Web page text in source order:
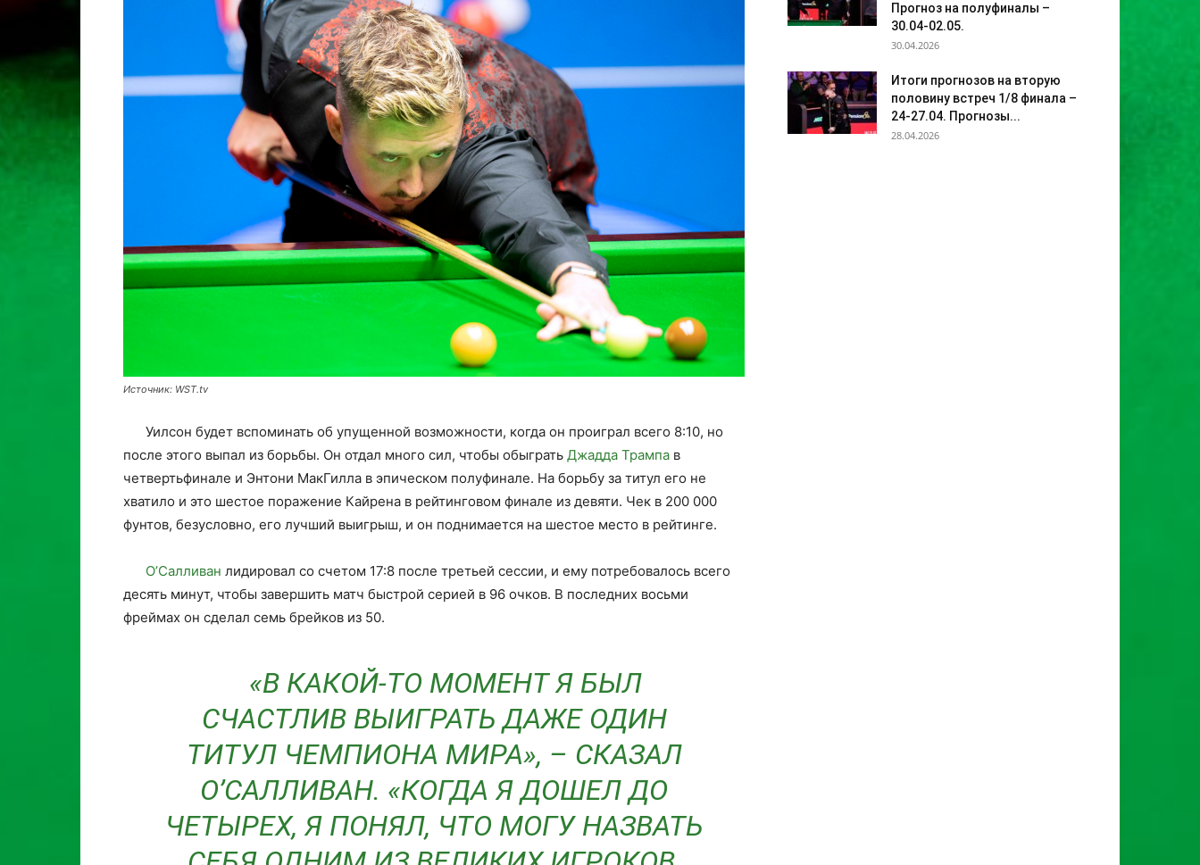
Источник: WST.tv
Уилсон будет вспоминать об упущенной возможности, когда он проиграл всего 8:10, но
после этого выпал из борьбы. Он отдал много сил, чтобы обыграть Джадда Трампа в
четвертьфинале и Энтони МакГилла в эпическом полуфинале. На борьбу за титул его не
хватило и это шестое поражение Кайрена в рейтинговом финале из девяти. Чек в 200 000
фунтов, безусловно, его лучший выигрыш, и он поднимается на шестое место в рейтинге.
О’Салливан лидировал со счетом 17:8 после третьей сессии, и ему потребовалось всего
десять минут, чтобы завершить матч быстрой серией в 96 очков. В последних восьми
фреймах он сделал семь брейков из 50.
«В КАКОЙ-ТО МОМЕНТ Я БЫЛ
СЧАСТЛИВ ВЫИГРАТЬ ДАЖЕ ОДИН
ТИТУЛ ЧЕМПИОНА МИРА», – СКАЗАЛ
О’САЛЛИВАН. «КОГДА Я ДОШЕЛ ДО
ЧЕТЫРЕХ, Я ПОНЯЛ, ЧТО МОГУ НАЗВАТЬ
Прогноз на полуфиналы –
30.04-02.05.
30.04.2026
Итоги прогнозов на вторую
половину встреч 1/8 финала –
24-27.04. Прогнозы...
28.04.2026